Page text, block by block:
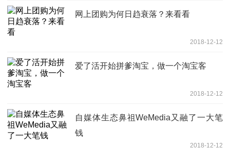
网上团购为何日趋衰落？来看看
2018-12-12
爱了活开始拼爹淘宝，做一个淘宝客
2018-12-12
自媒体生态鼻祖WeMedia又融了一大笔
钱
2018-12-12